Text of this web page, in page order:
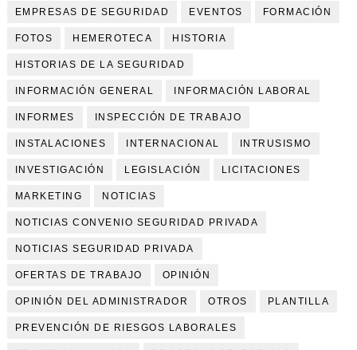
EMPRESAS DE SEGURIDAD EVENTOS FORMACIÓN
FOTOS HEMEROTECA HISTORIA
HISTORIAS DE LA SEGURIDAD
INFORMACIÓN GENERAL INFORMACIÓN LABORAL
INFORMES INSPECCIÓN DE TRABAJO
INSTALACIONES INTERNACIONAL INTRUSISMO
INVESTIGACIÓN LEGISLACIÓN LICITACIONES
MARKETING NOTICIAS
NOTICIAS CONVENIO SEGURIDAD PRIVADA
NOTICIAS SEGURIDAD PRIVADA
OFERTAS DE TRABAJO OPINIÓN
OPINIÓN DEL ADMINISTRADOR OTROS PLANTILLA
PREVENCIÓN DE RIESGOS LABORALES